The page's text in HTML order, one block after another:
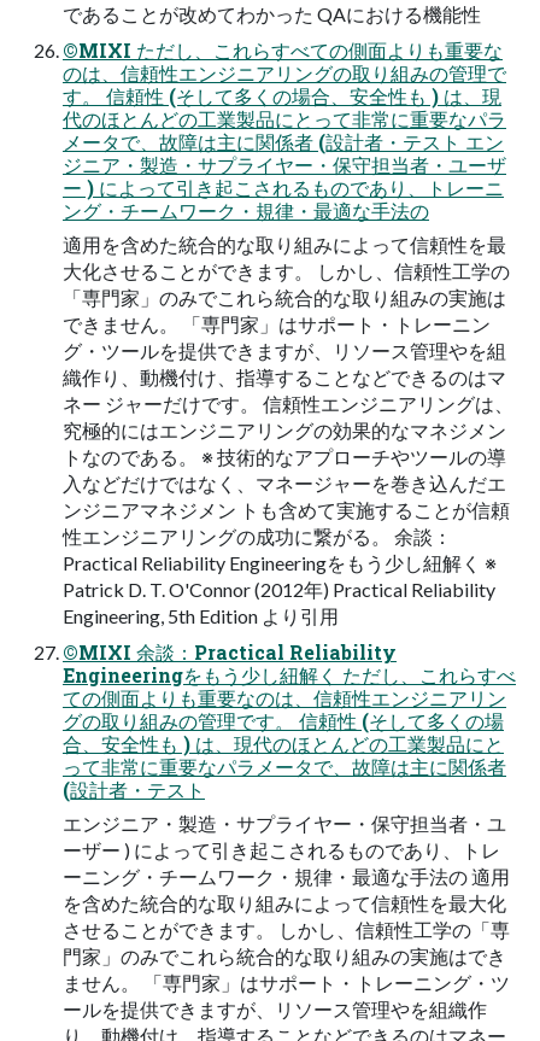
であることが改めてわかった QAにおける機能性
©MIXI ただし、これらすべての側面よりも重要な
のは、信頼性エンジニアリングの取り組みの管理で
す。 信頼性 (そして多くの場合、安全性も ) は、現
代のほとんどの工業製品にとって非常に重要なパラ
メータで、故障は主に関係者 (設計者・テスト エン
ジニア・製造・サプライヤー・保守担当者・ユーザ
ー ) によって引き起こされるものであり、トレーニ
ング・チームワーク・規律・最適な手法の
適用を含めた統合的な取り組みによって信頼性を最
大化させることができます。 しかし、信頼性工学の
「専門家」のみでこれら統合的な取り組みの実施は
できません。 「専門家」はサポート・トレーニン
グ・ツールを提供できますが、リソース管理やを組
織作り、動機付け、指導することなどできるのはマ
ネー ジャーだけです。 信頼性エンジニアリングは、
究極的にはエンジニアリングの効果的なマネジメン
トなのである。 ※ 技術的なアプローチやツールの導
入などだけではなく、マネージャーを巻き込んだエ
ンジニアマネジメン トも含めて実施することが信頼
性エンジニアリングの成功に繋がる。 余談：
Practical Reliability Engineeringをもう少し紐解く ※
Patrick D. T. O'Connor (2012年) Practical Reliability
Engineering, 5th Edition より引用
©MIXI 余談：Practical Reliability
Engineeringをもう少し紐解く ただし、これらすべ
ての側面よりも重要なのは、信頼性エンジニアリン
グの取り組みの管理です。 信頼性 (そして多くの場
合、安全性も ) は、現代のほとんどの工業製品にと
って非常に重要なパラメータで、故障は主に関係者
(設計者・テスト
エンジニア・製造・サプライヤー・保守担当者・ユ
ーザー ) によって引き起こされるものであり、トレ
ーニング・チームワーク・規律・最適な手法の 適用
を含めた統合的な取り組みによって信頼性を最大化
させることができます。 しかし、信頼性工学の「専
門家」のみでこれら統合的な取り組みの実施はでき
ません。 「専門家」はサポート・トレーニング・ツ
ールを提供できますが、リソース管理やを組織作
り、動機付け、指導することなどできるのはマネー